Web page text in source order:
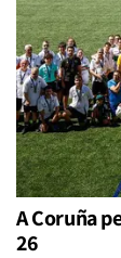
A Coruña
26